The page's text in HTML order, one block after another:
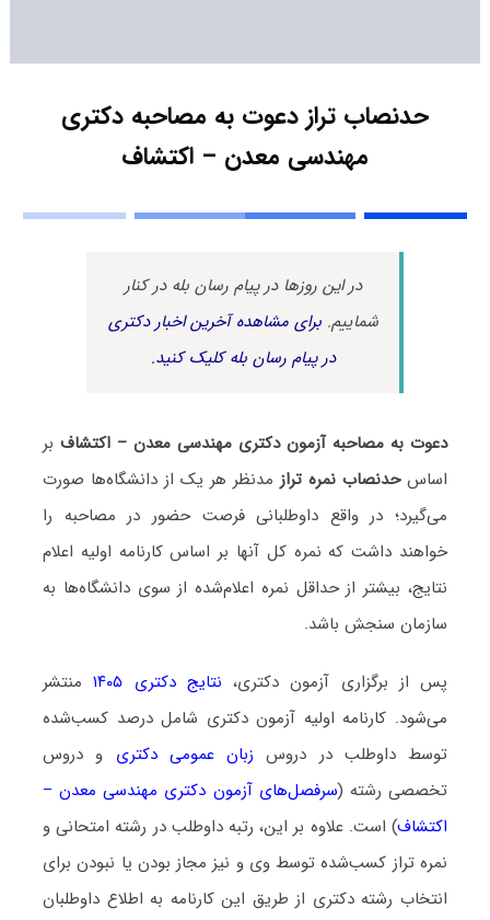
حدنصاب تراز دعوت به مصاحبه دکتری
مهندسی معدن – اکتشاف
در این روزها در پیام رسان بله در کنار
شماییم.برای مشاهده آخرین اخبار دکتری
در پیام رسان بله کلیک کنید.
دعوت به مصاحبه آزمون دکتری مهندسی معدن – اکتشاف بر
اساسحدنصاب نمره ترازمدنظر هر یک از دانشگاه‌ها صورت
می‌گیرد؛ در واقع داوطلبانی فرصت حضور در مصاحبه را
خواهند داشت که نمره کل آنها بر اساس کارنامه اولیه اعلام
نتایج، بیشتر از حداقل نمره اعلام‌شده از سوی دانشگاه‌ها به
سازمان سنجش باشد.
پس از برگزاری آزمون دکتری، نتایج دکتری ۱۴۰۵
منتشر
می‌شود. کارنامه اولیه آزمون دکتری شامل درصد کسب‌شده
توسط داوطلب در دروس زبان عمومی دکتری و دروس
تخصصی رشته (سرفصل‌های آزمون دکتری مهندسی معدن –
اکتشاف) است. علاوه بر این، رتبه داوطلب در رشته امتحانی و
نمره تراز کسب‌شده توسط وی و نیز مجاز بودن یا نبودن برای
انتخاب رشته دکتری از طریق این کارنامه به اطلاع داوطلبان